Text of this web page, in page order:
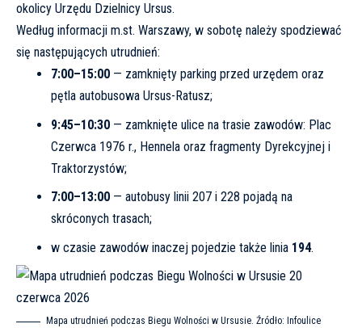
okolicy Urzędu Dzielnicy Ursus.
Według informacji m.st. Warszawy, w sobotę należy spodziewać
się następujących utrudnień:
7:00–15:00— zamknięty parking przed urzędem oraz
pętla autobusowa Ursus-Ratusz;
9:45–10:30— zamknięte ulice na trasie zawodów: Plac
Czerwca 1976 r., Hennela oraz fragmenty Dyrekcyjnej i
Traktorzystów;
7:00–13:00— autobusy linii 207 i 228 pojadą na
skróconych trasach;
w czasie zawodów inaczej pojedzie także linia 194.
Mapa utrudnień podczas Biegu Wolności w Ursusie. Źródło: Infoulice